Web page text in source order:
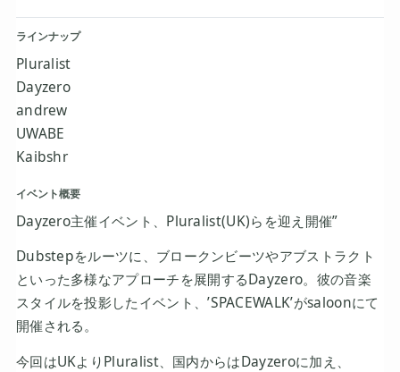
ラインナップ
Pluralist
Dayzero
andrew
UWABE
Kaibshr
イベント概要
Dayzero主催イベント、Pluralist(UK)らを迎え開催”
Dubstepをルーツに、ブロークンビーツやアブストラクト
といった多様なアプローチを展開するDayzero。彼の音楽
スタイルを投影したイベント、’SPACEWALK’がsaloonにて
開催される。
今回はUKよりPluralist、国内からはDayzeroに加え、